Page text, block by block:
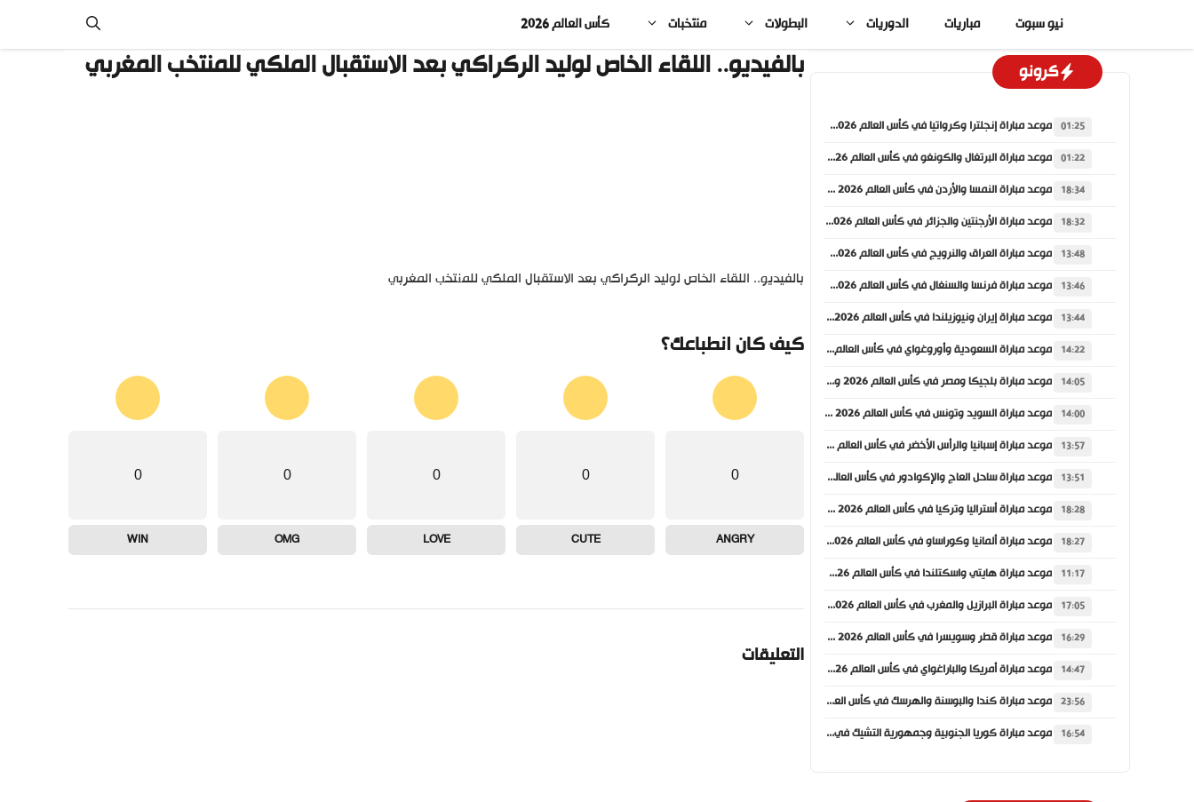
المحتوى
نيو سبوت مباريات الدوريات البطولات منتخبات كأس العالم 2026
بالفيديو.. اللقاء الخاص لوليد الركراكي بعد الاستقبال الملكي للمنتخب المغربي
بالفيديو.. اللقاء الخاص لوليد الركراكي بعد الاستقبال الملكي للمنتخب المغربي
كيف كان انطباعك؟
0
ANGRY
0
CUTE
0
LOVE
0
OMG
0
WIN
التعليقات
كرونو
01:25 موعد مباراة إنجلترا وكرواتيا في كأس العالم 2026 والقنوات الناقلة
01:22 موعد مباراة البرتغال والكونغو في كأس العالم 2026 والقنوات الناقلة
18:34 موعد مباراة النمسا والأردن في كأس العالم 2026 والقنوات الناقلة
18:32 موعد مباراة الأرجنتين والجزائر في كأس العالم 2026 والقنوات الناقلة
13:48 موعد مباراة العراق والنرويج في كأس العالم 2026 والقنوات الناقلة
13:46 موعد مباراة فرنسا والسنغال في كأس العالم 2026 والقنوات الناقلة
13:44 موعد مباراة إيران ونيوزيلندا في كأس العالم 2026 والقنوات الناقلة
14:22 موعد مباراة السعودية وأوروغواي في كأس العالم 2026 والقنوات الناقلة
14:05 موعد مباراة بلجيكا ومصر في كأس العالم 2026 والقنوات الناقلة
14:00 موعد مباراة السويد وتونس في كأس العالم 2026 والقنوات الناقلة
13:57 موعد مباراة إسبانيا والرأس الأخضر في كأس العالم 2026 والقنوات الناقلة
13:51 موعد مباراة ساحل العاج والإكوادور في كأس العالم 2026 والقنوات الناقلة
18:28 موعد مباراة أستراليا وتركيا في كأس العالم 2026 والقنوات الناقلة
18:27 موعد مباراة ألمانيا وكوراساو في كأس العالم 2026 والقنوات الناقلة
11:17 موعد مباراة هايتي واسكتلندا في كأس العالم 2026 والقنوات الناقلة
17:05 موعد مباراة البرازيل والمغرب في كأس العالم 2026 والقنوات الناقلة
16:29 موعد مباراة قطر وسويسرا في كأس العالم 2026 والقنوات الناقلة
14:47 موعد مباراة أمريكا والباراغواي في كأس العالم 2026 والقنوات الناقلة
23:56 موعد مباراة كندا والبوسنة والهرسك في كأس العالم 2026 والقنوات الناقلة
16:54 موعد مباراة كوريا الجنوبية وجمهورية التشيك في كأس العالم 2026 والقنوات الناقلة